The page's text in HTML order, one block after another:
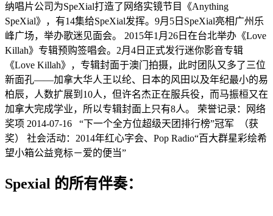
纳唱片公司为SpeXial打造了网络实镜节目《Anything
SpeXial》，有14集给SpeXial发挥。9月5日SpeXial亮相广州乐
峰广场，举办歌迷见面会。 2015年1月26日在台北举办《Love
Killah》专辑预购签唱会。2月4日正式发行迷你影音专辑
《Love Killah》，专辑封面于澳门拍摄，此时团队又多了三位
新面孔——加拿大华人王以纶、日本的风田以及年纪最小的易
柏辰，人数扩展到10人，但许名杰正在服兵役，而马振桓又在
加拿大完成学业，所以专辑封面上只有8人。 荣誉记录：网络
奖项 2014-07-16 “下一个全方位超级天团排行榜”冠军 （获
奖） 社会活动：2014年红心字会、Pop Radio“百大群星彩绘希
望小箱公益竞标－爱的便当”
Spexial 的所有伴奏：